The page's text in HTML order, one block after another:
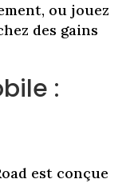
ou jouez
des gains
:
est conçue